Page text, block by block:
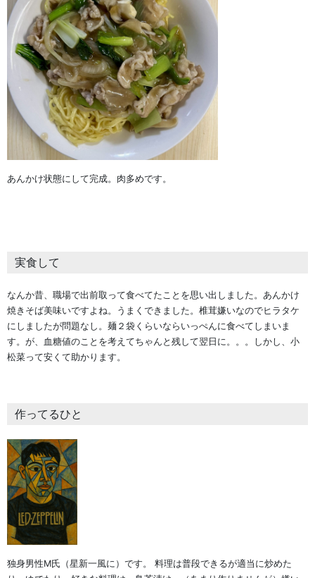
あんかけ状態にして完成。肉多めです。
実食して
なんか昔、職場で出前取って食べてたことを思い出しました。あんかけ
焼きそば美味いですよね。うまくできました。椎茸嫌いなのでヒラタケ
にしましたが問題なし。麺２袋くらいならいっぺんに食べてしまいま
す。が、血糖値のことを考えてちゃんと残して翌日に。。。しかし、小
松菜って安くて助かります。
作ってるひと
独身男性M氏（星新一風に）です。 料理は普段できるが適当に炒めた